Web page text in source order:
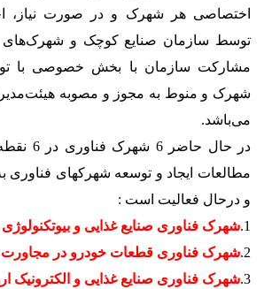
اختصاصی هر شهرک و در صورت نیاز،
توسط سازمان صنایع کوچک و شهرک‌های
مشارکت سازمان با بخش خصوصی با
شهرک و منوط به مجوز و مصوبه
می‌باشد.
در حال
مطالعات ایجاد و توسعه شهرکهای فناوری
و درحال فعالیت است :
1. شهرک فناوری صنایع غذایی و
2. شهرک فناوری قطعات خودرو در مجاورت
3. شهرک فناوری صنایع غذایی و الکترونیک